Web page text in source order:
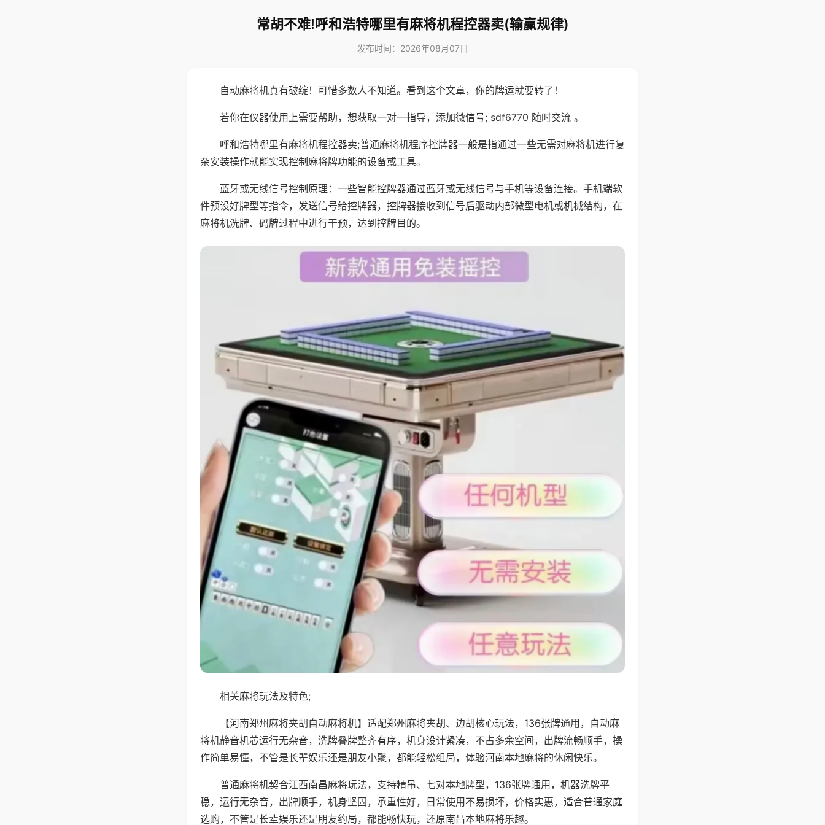
常胡不难!呼和浩特哪里有麻将机程控器卖(输赢规律)
发布时间：2026年08月07日
自动麻将机真有破绽！可惜多数人不知道。看到这个文章，你的牌运就要转了！
若你在仪器使用上需要帮助，想获取一对一指导，添加微信号; sdf6770 随时交流 。
呼和浩特哪里有麻将机程控器卖;普通麻将机程序控牌器一般是指通过一些无需对麻将机进行复
杂安装操作就能实现控制麻将牌功能的设备或工具。
蓝牙或无线信号控制原理：一些智能控牌器通过蓝牙或无线信号与手机等设备连接。手机端软
件预设好牌型等指令，发送信号给控牌器，控牌器接收到信号后驱动内部微型电机或机械结构，在
麻将机洗牌、码牌过程中进行干预，达到控牌目的。
相关麻将玩法及特色;
【河南郑州麻将夹胡自动麻将机】适配郑州麻将夹胡、边胡核心玩法，136张牌通用，自动麻
将机静音机芯运行无杂音，洗牌叠牌整齐有序，机身设计紧凑，不占多余空间，出牌流畅顺手，操
作简单易懂，不管是长辈娱乐还是朋友小聚，都能轻松组局，体验河南本地麻将的休闲快乐。
普通麻将机契合江西南昌麻将玩法，支持精吊、七对本地牌型，136张牌通用，机器洗牌平
稳，运行无杂音，出牌顺手，机身坚固，承重性好，日常使用不易损坏，价格实惠，适合普通家庭
选购，不管是长辈娱乐还是朋友约局，都能畅快玩，还原南昌本地麻将乐趣。